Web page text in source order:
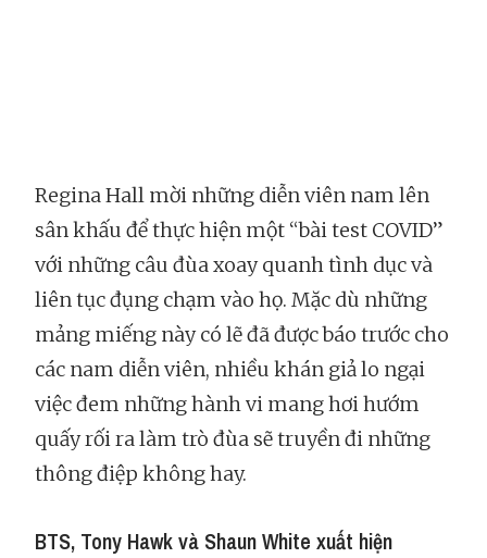
Regina Hall mời những diễn viên nam lên
sân khấu để thực hiện một “bài test COVID”
với những câu đùa xoay quanh tình dục và
liên tục đụng chạm vào họ. Mặc dù những
mảng miếng này có lẽ đã được báo trước cho
các nam diễn viên, nhiều khán giả lo ngại
việc đem những hành vi mang hơi hướm
quấy rối ra làm trò đùa sẽ truyền đi những
thông điệp không hay.
BTS, Tony Hawk và Shaun White xuất hiện